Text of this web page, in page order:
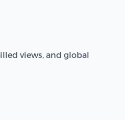
views, and global